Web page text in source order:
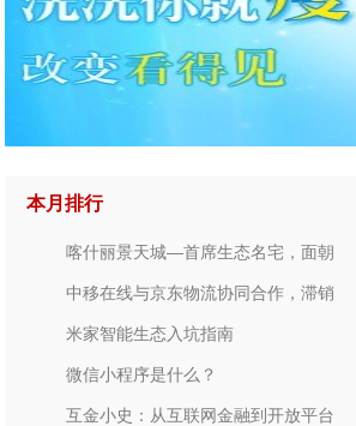
本月排行
喀什丽景天城—首席生态名宅，面朝
中移在线与京东物流协同合作，滞销
米家智能生态入坑指南
微信小程序是什么？
互金小史：从互联网金融到开放平台